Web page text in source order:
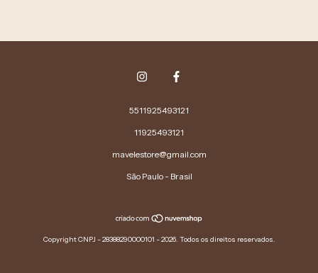
5511925493121
11925493121
mavelestore@gmail.com
São Paulo - Brasil
Copyright CNPJ - 28388290000101 - 2026. Todos os direitos reservados.